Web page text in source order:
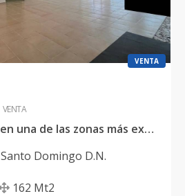
VENTA
VENTA
🏡 ¡Vive o invierte en una de las zonas más exclusivas de Santo Domingo!
Santo Domingo D.N.
162 Mt2